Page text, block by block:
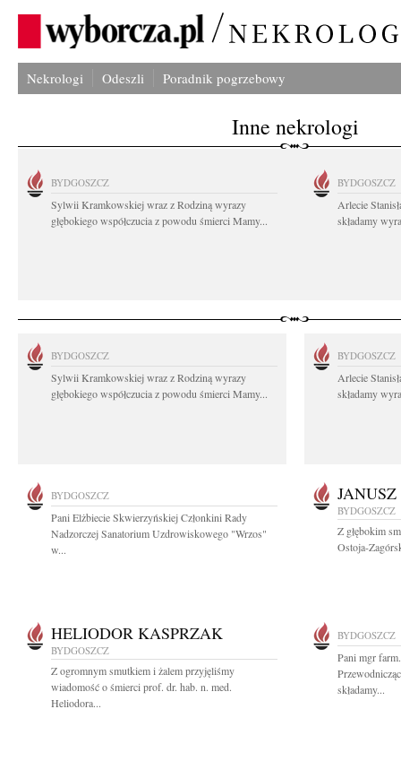
Nekrologi Odeszli Poradnik pogrzebowy
Inne nekrologi
BYDGOSZCZ
Sylwii Kramkowskiej wraz z Rodziną wyrazy
głębokiego współczucia z powodu śmierci Mamy...
BYDGOSZCZ
Arlecie
składamy
BYDGOSZCZ
Sylwii Kramkowskiej wraz z Rodziną wyrazy
głębokiego współczucia z powodu śmierci Mamy...
BYDGOSZCZ
Arlecie
składamy
BYDGOSZCZ
Pani Elżbiecie Skwierzyńskiej Członkini Rady
Nadzorczej Sanatorium Uzdrowiskowego "Wrzos"
w...
BYDGOSZCZ
Z głębokim
Ostoja-
HELIODOR KASPRZAK
BYDGOSZCZ
Z ogromnym smutkiem i żalem przyjęliśmy
wiadomość o śmierci prof. dr. hab. n. med.
Heliodora...
BYDGOSZCZ
Pani mgr
składamy...